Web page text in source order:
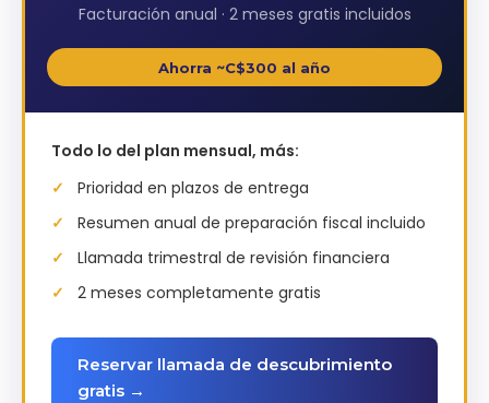
Facturación anual · 2 meses gratis incluidos
Ahorra ~C$300 al año
Todo lo del plan mensual, más:
Prioridad en plazos de entrega
Resumen anual de preparación fiscal incluido
Llamada trimestral de revisión financiera
2 meses completamente gratis
Reservar llamada de descubrimiento
gratis →